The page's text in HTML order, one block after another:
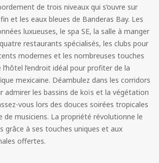
de trois niveaux qui s’ouvre sur
et les eaux bleues de Banderas Bay. Les
luxueuses, le spa SE, la salle à manger
restaurants spécialisés, les clubs pour
modernes et les nombreuses touches
l’endroit idéal pour profiter de la
mexicaine. Déambulez dans les corridors
admirer les bassins de koïs et la végétation
vous lors des douces soirées tropicales
de musiciens. La propriété révolutionne le
grâce à ses touches uniques et aux
offertes.